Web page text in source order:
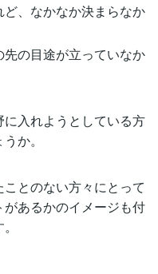
、なかなか決まらなか
の目途が立っていなか
に入れようとしている方
か。
とのない方々にとって
あるかのイメージも付